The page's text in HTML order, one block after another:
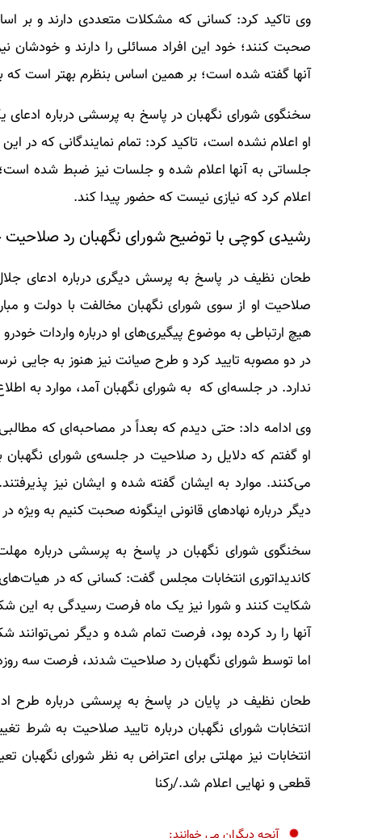
وی تاکید کرد: کسانی که مشکلات متعددی دارند و بر
صحبت کنند؛ خود این افراد مسائلی را دارند و خودشان
آنها گفته شده است؛ بر همین اساس بنظرم بهتر است که
سخنگوی شورای نگهبان در پاسخ به پرسشی درباره
او اعلام نشده است، تاکید کرد: تمام نمایندگانی که در
جلساتی به آنها اعلام شده و جلسات نیز ضبط شده
اعلام کرد که نیازی نیست که حضور پیدا کند.
رشیدی کوچی با توضیح شورای نگهبان رد صلاحیت
طحان نظیف در پاسخ به پرسش دیگری درباره ادعای
صلاحیت او از سوی شورای نگهبان مخالفت با دولت و
هیچ ارتباطی به موضوع پیگیری‌های او درباره واردات
در دو مصوبه تایید کرد و طرح صیانت نیز هنوز به جایی
ندارد. در جلسه‌ای که به شورای نگهبان آمد، موارد به
وی ادامه داد: حتی دیدم که بعداً در مصاحبه‌ای که
او گفتم که دلایل رد صلاحیت در جلسه‌ی شورای
می‌کنند. موارد به ایشان گفته شده و ایشان نیز
دیگر درباره نهادهای قانونی اینگونه صحبت کنیم به
سخنگوی شورای نگهبان در پاسخ به پرسشی درباره
کاندیداتوری انتخابات مجلس گفت: کسانی که در
شکایت کنند و شورا نیز یک ماه فرصت رسیدگی به این
آنها را رد کرده بود، فرصت تمام شده و دیگر
اما توسط شورای نگهبان رد صلاحیت شدند، فرصت سه
طحان نظیف در پایان در پاسخ به پرسشی درباره طرح
انتخابات شورای نگهبان درباره تایید صلاحیت به شرط
انتخابات نیز مهلتی برای اعتراض به نظر شورای
قطعی و نهایی اعلام شد./رکنا